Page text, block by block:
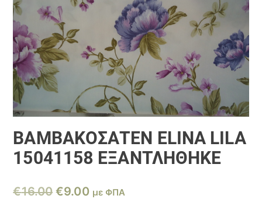
ΒΑΜΒΑΚΟΣΑΤΈΝ ELINA LILA
15041158 ΕΞΑΝΤΛΗΘΗΚΕ
€16.00 Original
€9.00Ημε ΦΠΑ